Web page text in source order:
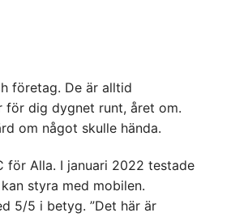
företag. De är alltid
för dig dygnet runt, året om.
om något skulle hända.
för Alla. I januari 2022 testade
styra med mobilen.
5/5 i betyg. ”Det här är